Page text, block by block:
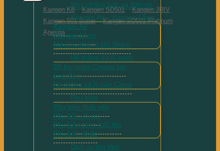
Kangen K8 Kangen SD501
Kangen JRIV
Kangen 501 Super
Kangen SD501 Platinum
Anespa
Máy chống bức xạ điện từ
Kangen Air – Kangen Ukon
Kangen Air
Kangen Ukon
Máy lọc không khí Sharp
Hệ thống xử lý nước
Bộ lọc nước Crystal ion
Lọc tổng
Hệ thống xử lý cặn Canxi
Phụ kiện
Phụ kiện thiết yếu
Phụ kiện tối ưu
Phụ kiện tăng tuổi thọ
Phụ kiện khác
Dịch vụ tận tâm